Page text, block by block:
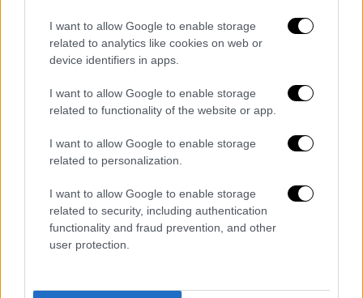
I want to allow Google to enable storage
related to analytics like cookies on web or
device identifiers in apps.
I want to allow Google to enable storage
related to functionality of the website or app.
I want to allow Google to enable storage
related to personalization.
I want to allow Google to enable storage
related to security, including authentication
functionality and fraud prevention, and other
user protection.
Το συνολικό ετήσιο καθαρό
οικογενειακό εισόδημα
προηγούμενου έτους δεν έχει υπερβεί
τις12.000ευρώ, προσαυξημένο κατά
εξαρτώμενο μέλος.
Τοσυνολικότης επιφάνειας
τωνκτισμάτων στα οποία κατέχουν
δικαιώματα πλήρους ή ψιλής
κυριότητας ή επικαρπίας ο υπόχρεος
υποβολής δήλωσης φορολογίας